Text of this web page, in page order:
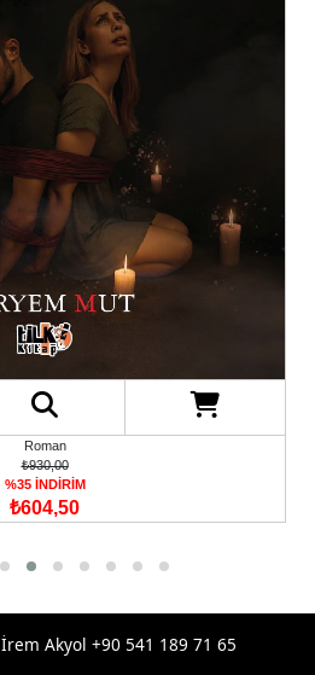
Roman
₺930,00
%35 İNDİRİM
₺604,50
İrem Akyol +90 541 189 71 65